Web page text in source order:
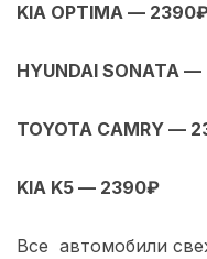
KIA OPTIMA —
HYUNDAI SONATA
TOYOTA CAMRY —
KIA K5 — 2390₽
Все автомобили